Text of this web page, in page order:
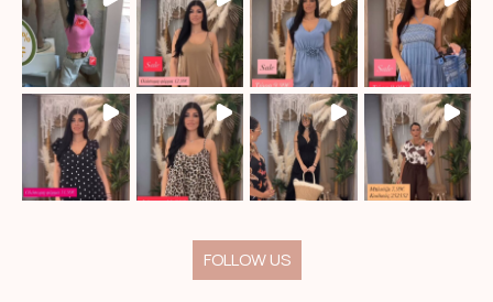
FOLLOW US